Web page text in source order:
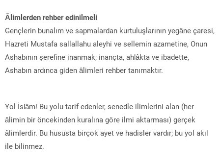
Âlimlerden rehber edinilmeli
Gençlerin bunalım ve sapmalardan kurtuluşlarının yegâne çaresi,
Hazreti Mustafa sallallahu aleyhi ve sellemin azametine, Onun
Ashabının şerefine inanmak; inançta, ahlâkta ve ibadette,
Ashabın ardınca giden âlimleri rehber tanımaktır.
Yol İslâm! Bu yolu tarif edenler, senedle ilimlerini alan (her
âlimin bir öncekinden kuralına göre ilmi aktarması) gerçek
âlimlerdir. Bu hususta birçok ayet ve hadisler vardır; bu yol akıl
ile bilinmez.